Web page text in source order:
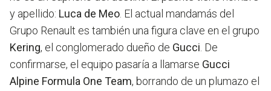
y apellido: Luca de Meo . El actual mandamás del
Grupo Renault es también una figura clave en el grupo
Kering, el conglomerado dueño de Gucci . De
confirmarse, el equipo pasaría a llamarse Gucci
Alpine Formula One Team, borrando de un plumazo el